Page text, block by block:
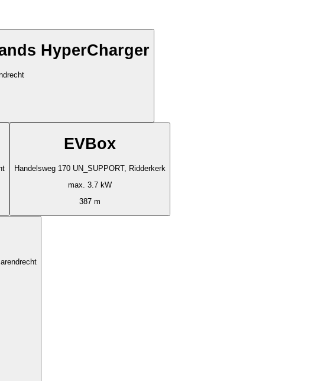
HyperCharger
EVBox
Handelsweg 170 UN_SUPPORT, Ridderkerk
max. 3.7 kW
387 m